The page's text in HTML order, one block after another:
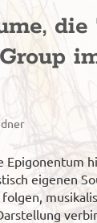
die
eigenen